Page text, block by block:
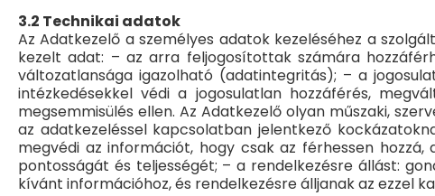
3.2 Technikai adatok
Az Adatkezelő a személyes adatok kezeléséhez a
kezelt adat: – az arra feljogosítottak számára
változatlansága igazolható (adatintegritás); – a
intézkedésekkel védi a jogosulatlan hozzáférés,
megsemmisülés ellen. Az Adatkezelő olyan műszaki,
az adatkezeléssel kapcsolatban jelentkező
megvédi az információt, hogy csak az férhessen
pontosságát és teljességét; – a rendelkezésre állást:
kívánt információhoz, és rendelkezésre álljanak az ezzel